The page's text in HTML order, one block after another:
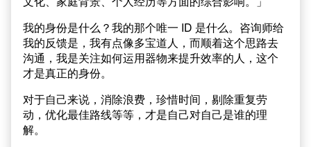
我的身份是什么？我的那个唯一 ID 是什么。咨询师给
我的反馈是，我有点像多宝道人，而顺着这个思路去
沟通，我是关注如何运用器物来提升效率的人，这个
才是真正的身份。
对于自己来说，消除浪费，珍惜时间，剔除重复劳
动，优化最佳路线等等，才是自己对自己是谁的理
解。